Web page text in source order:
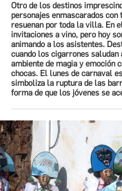
Otro de los destinos
personajes enmascarados con
resuenan por toda la villa. En
invitaciones a vino, pero hoy
animando a los asistentes.
cuando los cigarrones
ambiente de magia y emoción
chocas. El lunes de carnaval
simboliza la ruptura de las
forma de que los jóvenes se